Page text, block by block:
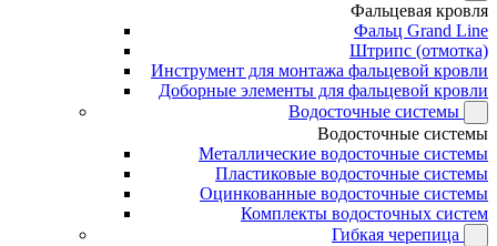
Фальцевая кровля
Фальц Grand Line
Штрипс (отмотка)
Инструмент для монтажа фальцевой кровли
Доборные элементы для фальцевой кровли
Водосточные системы
Водосточные системы
Металлические водосточные системы
Пластиковые водосточные системы
Оцинкованные водосточные системы
Комплекты водосточных систем
Гибкая черепица